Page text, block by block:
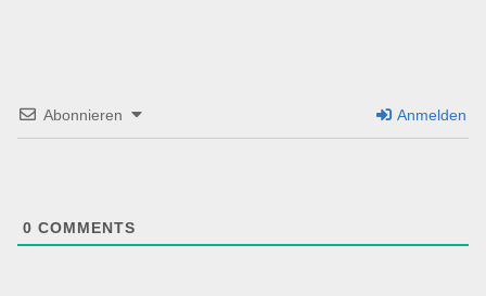
Abonnieren Anmelden
0 COMMENTS